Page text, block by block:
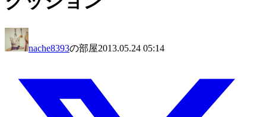
nache8393の部屋2013.05.24 05:14